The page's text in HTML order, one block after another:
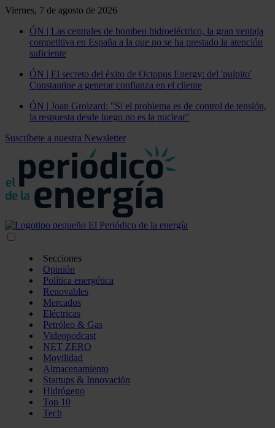
Viernes, 7 de agosto de 2026
ÓN | Las centrales de bombeo hidroeléctrico, la gran ventaja
competitiva en España a la que no se ha prestado la atención
suficiente
ÓN | El secreto del éxito de Octopus Energy: del 'pulpito'
Constantine a generar confianza en el cliente
ÓN | Joan Groizard: "Si el problema es de control de tensión,
la respuesta desde luego no es la nuclear"
Suscríbete a nuestra Newsletter
Secciones
Opinión
Política energética
Renovables
Mercados
Eléctricas
Petróleo & Gas
Videopodcast
NET ZERO
Movilidad
Almacenamiento
Startups & Innovación
Hidrógeno
Top 10
Tech